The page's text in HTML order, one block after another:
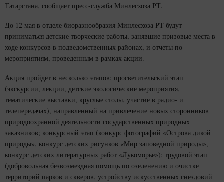
Татарстана, сообщает пресс-служба Минлесхоза РТ.
До 12 мая в отделе биоразнообразия Минлесхоза РТ будут
приниматься детские творческие работы, занявшие призовые места в
ходе конкурсов в подведомственных районах, и отчеты по
мероприятиям, проведенным в рамках акции.
Акция пройдет в несколько этапов: просветительский этап
(экскурсии, лекции, детские экологические мероприятия,
тематические выставки, круглые столы, участие в радио- и
телепередачах), направленный на привлечение новых сторонников
природоохранной деятельности государственных природных
заказников; конкурсный этап (конкурс фотографий «Острова дикой
природы», конкурс детских рисунков «Мир заповедной природы»,
конкурс детских литературных работ «Лукоморье»); трудовой этап
(добровольная безвозмездная помощь по озеленению и очистке
территорий парков и скверов, устройству искусственных гнездовий